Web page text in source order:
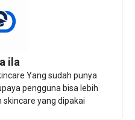
ila
Yang sudah punya
pengguna bisa lebih
yang dipakai